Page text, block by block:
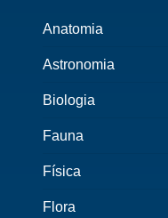
Anatomia
Astronomia
Biologia
Fauna
Física
Flora